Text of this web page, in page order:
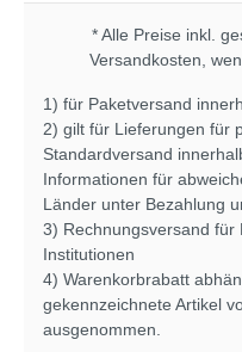
* Alle Preise inkl.
Versandkosten ,
1) für Paketversand
2) gilt für Lieferungen für
Standardversand
Informationen für
Länder unter Bezahlung
3) Rechnungsversand für
Institutionen
4) Warenkorbrabatt
gekennzeichnete Artikel
ausgenommen.